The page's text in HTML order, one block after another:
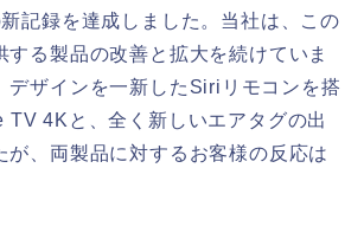
記録を達成しました。当社は、この
する製品の改善と拡大を続けていま
デザインを一新したSiriリモコンを搭
TV 4Kと、全く新しいエアタグの出
が、両製品に対するお客様の反応は